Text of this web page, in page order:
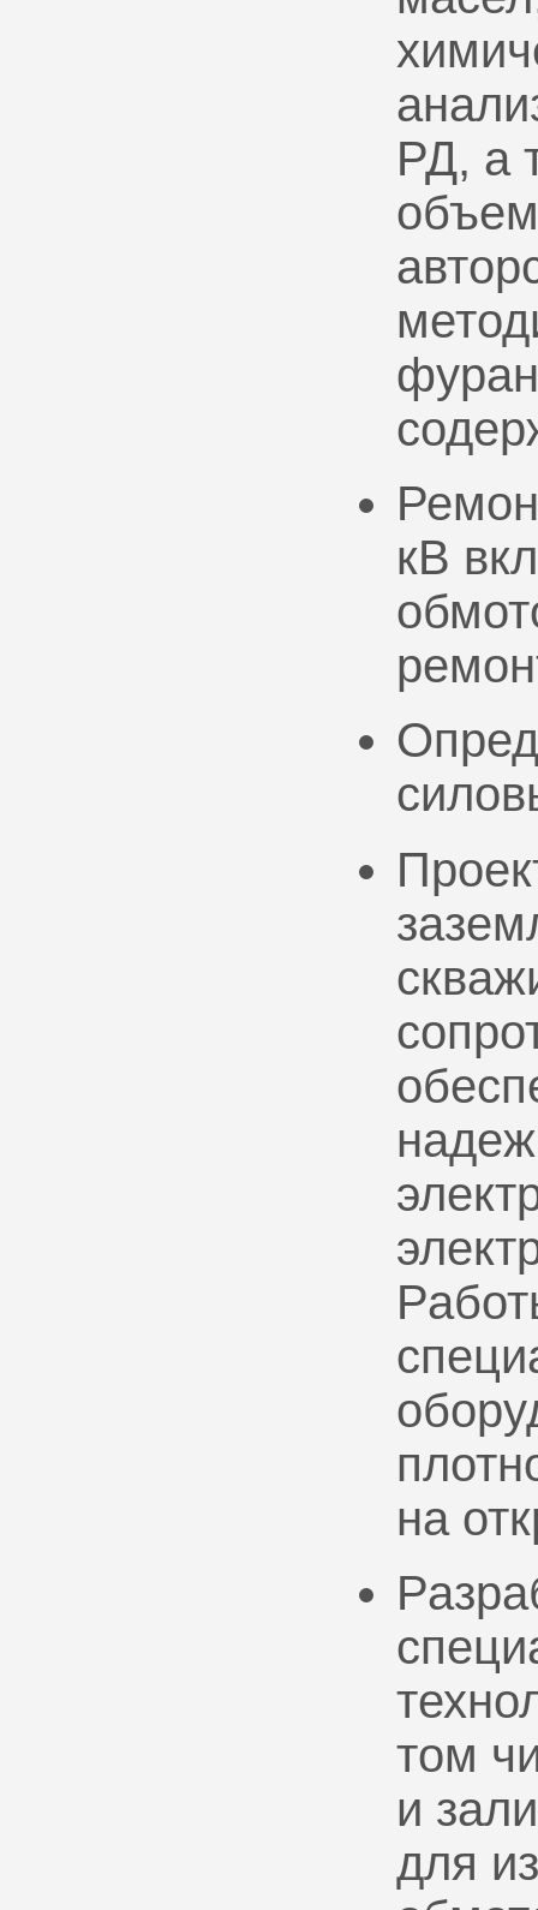
РД, а
кВ
на
том
и
для